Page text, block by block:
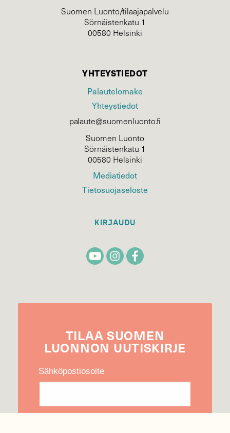
Suomen Luonto/tilaajapalvelu
Sörnäistenkatu 1
00580 Helsinki
YHTEYSTIEDOT
Palautelomake
Yhteystiedot
palaute@suomenluonto.fi
Suomen Luonto
Sörnäistenkatu 1
00580 Helsinki
Mediatiedot
Tietosuojaseloste
KIRJAUDU
TILAA SUOMEN
LUONNON UUTIS­KIRJE
Sähköpostiosoite